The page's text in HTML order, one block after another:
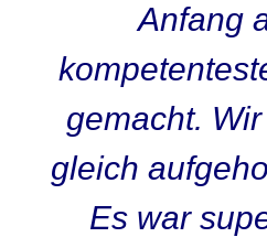
Anfang
gemacht.
gleich
Es war